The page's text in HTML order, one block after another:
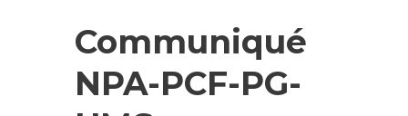
Communiqué
NPA-PCF-PG-